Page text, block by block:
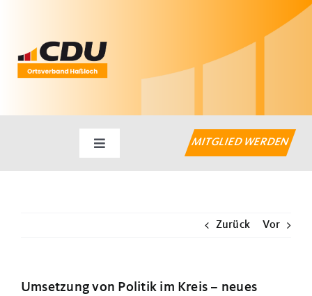
springen
Toggle
Navigation
MITGLIED WERDEN
Zurück Vor
Umsetzung von Politik im Kreis – neues